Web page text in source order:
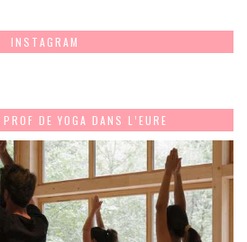
INSTAGRAM
DE YOGA DANS L’EURE